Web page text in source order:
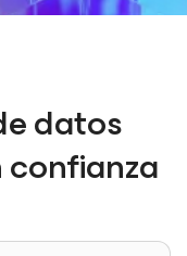
datos